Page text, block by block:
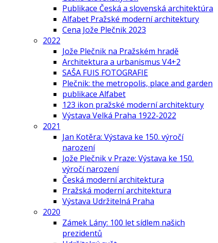
Publikace Česká a slovenská architektúra
Alfabet Pražské moderní architektury
Cena Jože Plečnik 2023
2022
Jože Plečnik na Pražském hradě
Architektura a urbanismus V4+2
SAŠA FUIS FOTOGRAFIE
Plečnik: the metropolis, place and garden
publikace Alfabet
123 ikon pražské moderní architektury
Výstava Velká Praha 1922-2022
2021
Jan Kotěra: Výstava ke 150. výročí
narození
Jože Plečnik v Praze: Výstava ke 150.
výročí narození
Česká moderní architektura
Pražská moderní architektura
Výstava Udržitelná Praha
2020
Zámek Lány: 100 let sídlem našich
prezidentů